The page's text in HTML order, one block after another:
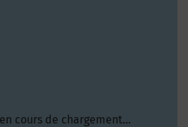
cours de chargement...